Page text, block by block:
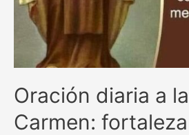
Oración diaria a
Carmen: